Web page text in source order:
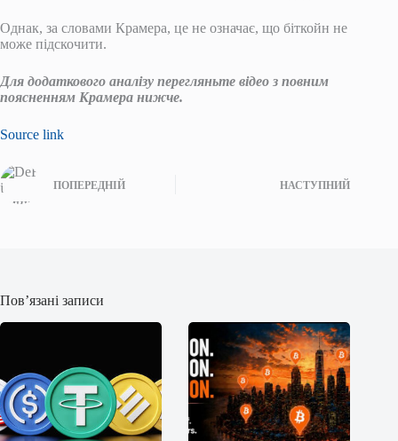
Однак, за словами Крамера, це не означає, що біткойн не
може підскочити.
Для додаткового аналізу перегляньте відео з повним
поясненням Крамера нижче.
Source link
ПОПЕРЕДНІЙ НАСТУПНИЙ
Пов’язані записи